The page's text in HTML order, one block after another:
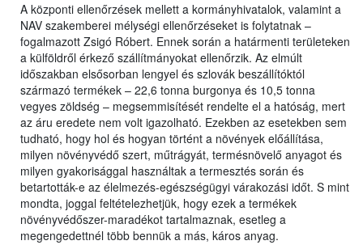
A központi ellenőrzések mellett a kormányhivatalok, valamint a
NAV szakemberei mélységi ellenőrzéseket is folytatnak –
fogalmazott Zsigó Róbert. Ennek során a határmenti területeken
a külföldről érkező szállítmányokat ellenőrzik. Az elmúlt
időszakban elsősorban lengyel és szlovák beszállítóktól
származó termékek – 22,6 tonna burgonya és 10,5 tonna
vegyes zöldség – megsemmisítését rendelte el a hatóság, mert
az áru eredete nem volt igazolható. Ezekben az esetekben sem
tudható, hogy hol és hogyan történt a növények előállítása,
milyen növényvédő szert, műtrágyát, termésnövelő anyagot és
milyen gyakorisággal használtak a termesztés során és
betartották-e az élelmezés-egészségügyi várakozási időt. S mint
mondta, joggal feltételezhetjük, hogy ezek a termékek
növényvédőszer-maradékot tartalmaznak, esetleg a
megengedettnél több bennük a más, káros anyag.